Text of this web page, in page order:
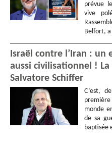
prévue
vive
Belfort,
Israël contre l’Iran : un
aussi civilisationnel !
Salvatore Schiffer
C’est,
monde
de sa
baptisée